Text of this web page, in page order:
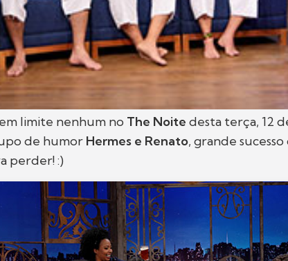
limite nenhum no The Noite desta terça, 12
de humor Hermes e Renato, grande
perder! :)